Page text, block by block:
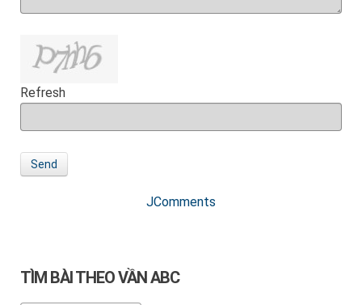
Refresh
Send
JComments
TÌM BÀI THEO VẦN ABC